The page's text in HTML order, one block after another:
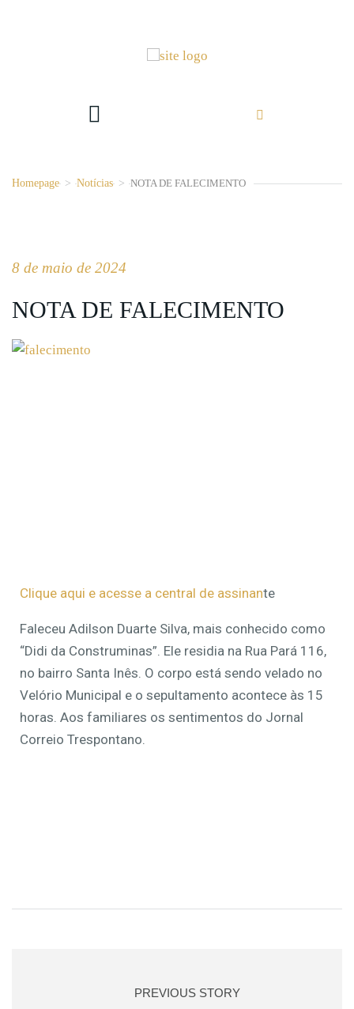
Homepage > Notícias > NOTA DE FALECIMENTO
8 de maio de 2024
NOTA DE FALECIMENTO
Clique aqui e acesse a central de assinante
Faleceu Adilson Duarte Silva, mais conhecido como
“Didi da Construminas”. Ele residia na Rua Pará 116,
no bairro Santa Inês. O corpo está sendo velado no
Velório Municipal e o sepultamento acontece às 15
horas. Aos familiares os sentimentos do Jornal
Correio Trespontano.
PREVIOUS STORY